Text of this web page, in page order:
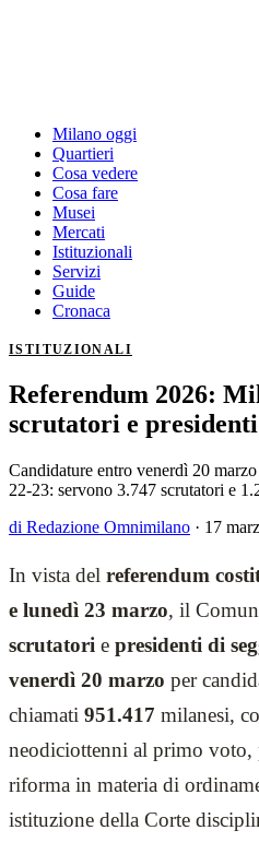
Milano oggi
Quartieri
Cosa vedere
Cosa fare
Musei
Mercati
Istituzionali
Servizi
Guide
Cronaca
ISTITUZIONALI
Referendum 2026:
scrutatori e presidenti
Candidature entro venerdì 20
22-23: servono 3.747 scrutatori e
di Redazione Omnimilano · 17
In vista del referendum
e lunedì 23 marzo, il
scrutatori e presidenti di
venerdì 20 marzo per
chiamati 951.417 milanesi,
neodiciottenni al primo voto,
riforma in materia di
istituzione della Corte